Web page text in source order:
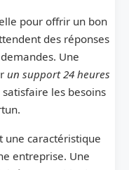
pour offrir un bon
des réponses
Une
un support 24 heures
les besoins
une caractéristique
entreprise. Une